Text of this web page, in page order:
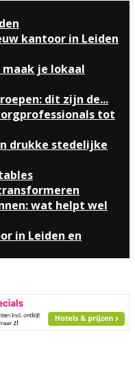
kantoor in Leiden
je lokaal
dit zijn de...
tot
drukke stedelijke
wat helpt wel
in Leiden en